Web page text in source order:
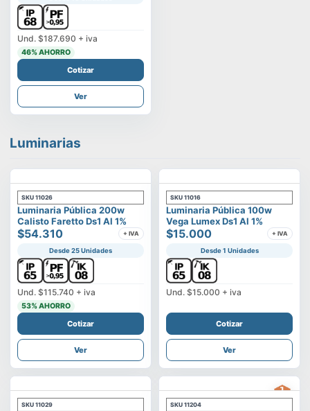
Und. $187.690 + iva
46% AHORRO
Cotizar
Ver
Luminarias
SKU 11026
Luminaria Pública 200w
Calisto Faretto Ds1 Al 1%
$54.310 + IVA
Desde 25 Unidades
Und. $115.740 + iva
53% AHORRO
Cotizar
Ver
SKU 11016
Luminaria Pública 100w
Vega Lumex Ds1 Al 1%
$15.000 + IVA
Desde 1 Unidades
Und. $15.000 + iva
Cotizar
Ver
SKU 11029 SKU 11204